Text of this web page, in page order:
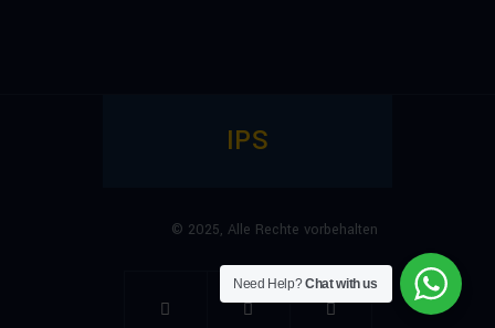
IPS
© 2025, Alle Rechte vorbehalten
Need Help?Chat with us